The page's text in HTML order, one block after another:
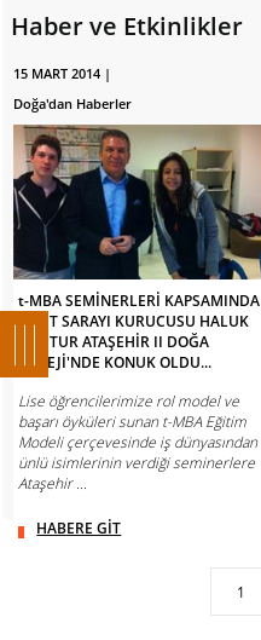
Haber ve Etkinlikler
15 MART 2014 |
Doğa'dan Haberler
t-MBA SEMİNERLERİ KAPSAMINDA
SİMİT SARAYI KURUCUSU HALUK
OKUTUR ATAŞEHİR II DOĞA
KOLEJİ'NDE KONUK OLDU...
Lise öğrencilerimize rol model ve
başarı öyküleri sunan t-MBA Eğitim
Modeli çerçevesinde iş dünyasından
ünlü isimlerinin verdiği seminerlere
Ataşehir ...
HABERE GİT
1